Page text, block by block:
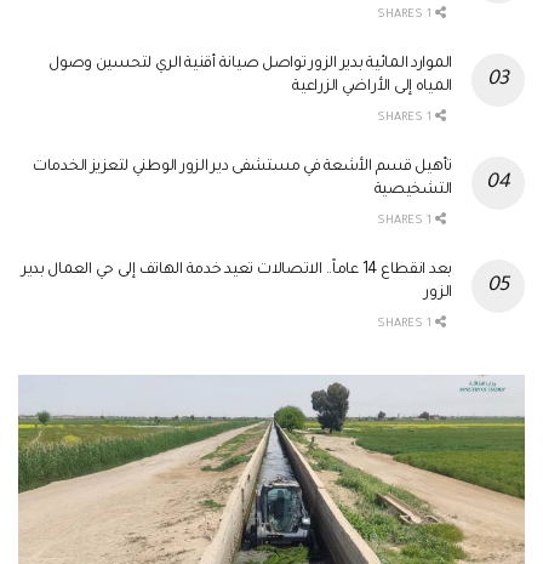
الموارد المائية بدير الزور تواصل صيانة أقنية الري لتحسين وصول
المياه إلى الأراضي الزراعية
تأهيل قسم الأشعة في مستشفى دير الزور الوطني لتعزيز الخدمات
التشخيصية
بعد انقطاع 14 عاماً.. الاتصالات تعيد خدمة الهاتف إلى حي العمال بدير
الزور